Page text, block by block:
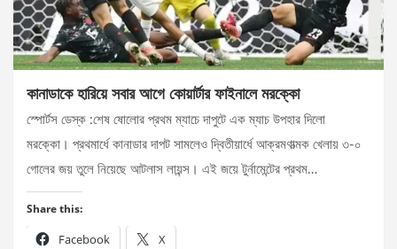
কানাডাকে হারিয়ে সবার আগে কোয়ার্টার ফাইনালে মরক্কো
স্পোর্টস ডেস্ক :শেষ ষোলোর প্রথম ম্যাচে দাপুটে এক ম্যাচ উপহার দিলো
মরক্কো। প্রথমার্ধে কানাডার দাপট সামলেও দ্বিতীয়ার্ধে আক্রমণাত্মক খেলায় ৩-০
গোলের জয় তুলে নিয়েছে আটলাস লায়ন্স। এই জয়ে টুর্নামেন্টের প্রথম…
Share this:
Facebook X